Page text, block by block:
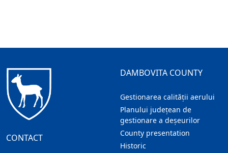
CONTACT
DAMBOVITA COUNTY
Gestionarea calității aerului
Planului județean de
gestionare a deșeurilor
County presentation
Historic